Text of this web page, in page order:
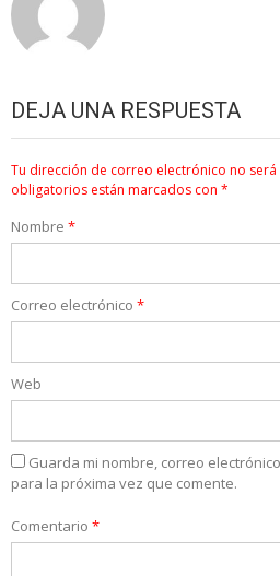
DEJA UNA RESPUESTA
Tu dirección de correo electrónico no
obligatorios están marcados con *
Nombre *
Correo electrónico *
Web
Guarda mi nombre, correo
para la próxima vez que comente.
Comentario *